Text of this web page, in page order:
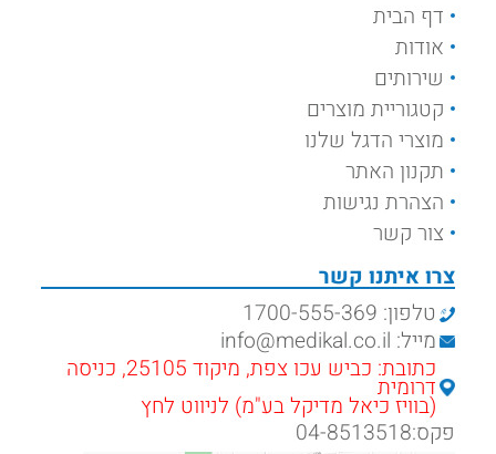
דף הבית
אודות
שירותים
קטגוריית מוצרים
מוצרי הדגל שלנו
תקנון האתר
הצהרת נגישות
צור קשר
צרו איתנו קשר
טלפון: 1700-555-369
מייל: info@medikal.co.il
כתובת: כביש עכו צפת, מיקוד 25105, כניסה
דרומית
(בוויז כיאל מדיקל בע"מ) לניווט לחץ
פקס:04-8513518